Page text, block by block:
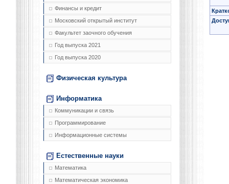
Финансы и кредит
Московский открытый институт
Факультет заочного обучения
Год выпуска 2021
Год выпуска 2020
Физическая культура
Информатика
Коммуникации и связь
Программирование
Информационные системы
Естественные науки
Математика
Математическая экономика